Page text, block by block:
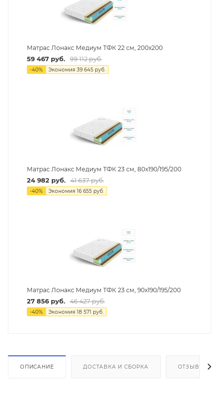
Матрас Лонакс Медиум ТФК 22 см, 200х200
59 467руб. 99 112руб.
-40% Экономия 39 645руб.
Матрас Лонакс Медиум ТФК 23 см, 80х190/195/200
24 982руб. 41 637руб.
-40% Экономия 16 655руб.
Матрас Лонакс Медиум ТФК 23 см, 90х190/195/200
27 856руб. 46 427руб.
-40% Экономия 18 571 руб.
ОПИСАНИЕ ДОСТАВКА И СБОРКА ОТЗЫВЫ